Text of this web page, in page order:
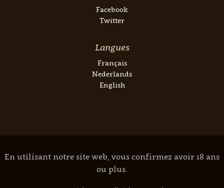
Facebook
Twitter
Langues
Français
Nederlands
English
En utilisant notre site web, vous confirmez avoir 18 ans
ou plus.